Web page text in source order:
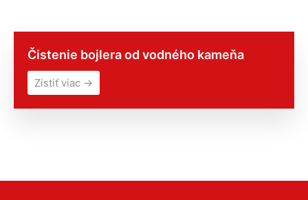
Čistenie bojlera od vodného kameňa
Zistiť viac →